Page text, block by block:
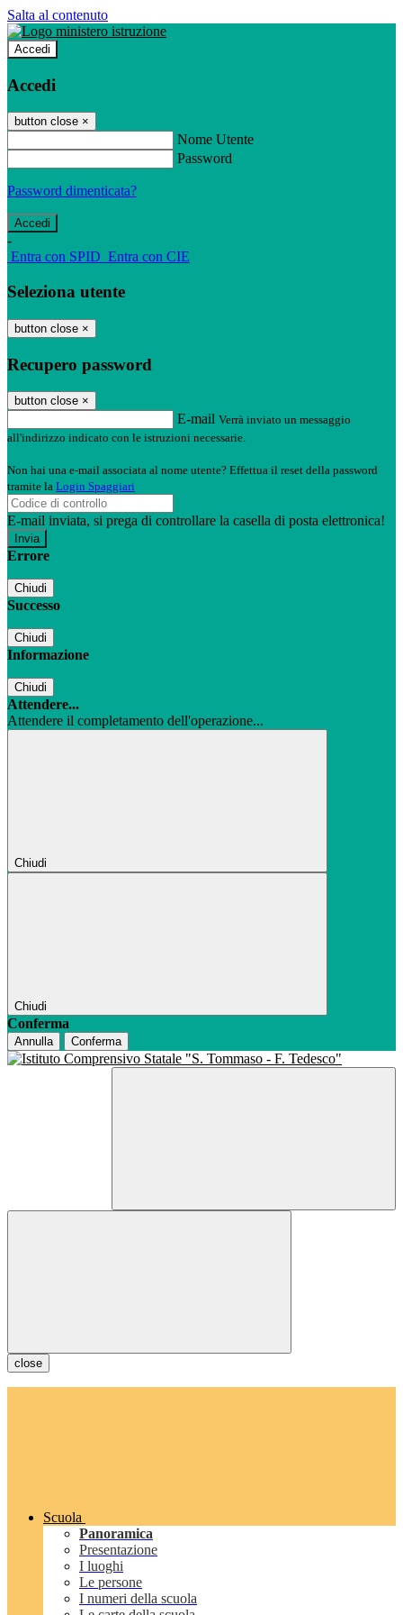
Salta al contenuto
Accedi
Accedi
button close ×
Nome Utente
Password
Password dimenticata?
-
Entra con SPID Entra con CIE
Seleziona utente
button close ×
Recupero password
button close ×
E-mail Verrà inviato un messaggio
all'indirizzo indicato con le istruzioni necessarie.
Non hai una e-mail associata al nome utente? Effettua il reset della password
tramite la Login Spaggiari
E-mail inviata, si prega di controllare la casella di posta elettronica!
Errore
Chiudi
Successo
Chiudi
Informazione
Chiudi
Attendere...
Attendere il completamento dell'operazione...
Chiudi
Chiudi
Conferma
Annulla Conferma
close
Scuola
Panoramica
Presentazione
I luoghi
Le persone
I numeri della scuola